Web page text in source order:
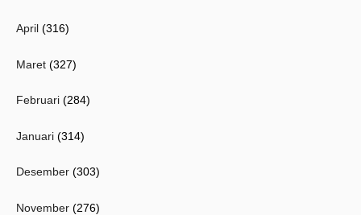
April (316)
Maret (327)
Februari (284)
Januari (314)
Desember (303)
November (276)